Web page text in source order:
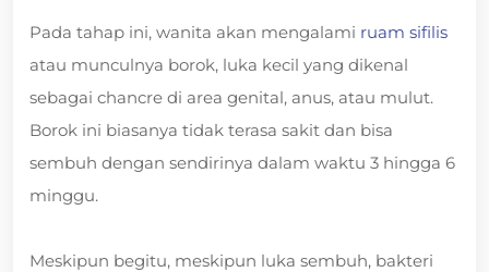
Pada tahap ini, wanita akan mengalami ruam sifilis
atau munculnya borok, luka kecil yang dikenal
sebagai chancre di area genital, anus, atau mulut.
Borok ini biasanya tidak terasa sakit dan bisa
sembuh dengan sendirinya dalam waktu 3 hingga 6
minggu.
Meskipun begitu, meskipun luka sembuh, bakteri